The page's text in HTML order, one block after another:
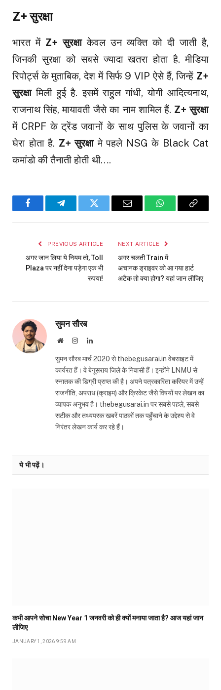
Z+सुरक्षा
भारत में Z+सुरक्षाकेवल उन व्यक्ति को दी जाती है,
जिनकी सुरक्षा को सबसे ज्यादा खतरा होता है. मीडिया
रिपोर्ट्स के मुताबिक, देश में सिर्फ 9 VIP ऐसे हैं, जिन्हें Z+
सुरक्षामिली हुई है. इसमें राहुल गांधी, योगी आदित्यनाथ,
राजनाथ सिंह, मायावती जैसे का नाम शामिल हैं. Z+सुरक्षा
में CRPF के ट्रेंड जवानों के साथ पुलिस के जवानों का
घेरा होता है. Z+सुरक्षामे पहले NSG के Black Cat
कमांडो की तैनाती होती थी….
FacebookTelegramTwitter Email WhatsAppCopy
PREVIOUS ARTICLE
अगर जान लिया ये नियम तो, Toll
Plaza पर नहीं देना पड़ेगा एक भी
रुपया!
NEXT ARTICLE
अगर चलती Train में
अचानक ड्राइवर को आ गया हार्ट
अटैक तो क्या होगा? यहां जान लीजिए
सुमन सौरब
WebsiteInstagramLinkedIn
सुमन सौरब मार्च 2020 से thebegusarai.in वेबसाइट में
कार्यरत हैं। वे बेगूसराय जिले के निवासी हैं। इन्होंने LNMU से
स्नातक की डिग्री प्राप्त की है। अपने पत्रकारिता करियर में उन्हें
राजनीति, अपराध (क्राइम) और क्रिकेट जैसे विषयों पर लेखन का
व्यापक अनुभव है। thebegusarai.in पर सबसे पहले, सबसे
सटीक और तथ्यपरक खबरें पाठकों तक पहुँचाने के उद्देश्य से वे
निरंतर लेखन कार्य कर रहे हैं।
ये भी पढ़ें।
कभी आपने सोचा New Year 1 जनवरी को ही क्यों मनाया जाता है? आज यहां जान
लीजिए
JANUARY 1, 2026 9:59 AM